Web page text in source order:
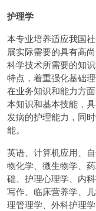
护理学
本专业培养适应我国
展实际需要的具有高
科学技术所需要的知
特点，着重强化基础
在业务知识和能力方
本知识和基本技能，
发病的护理能力，同
能。
英语、计算机应用、
物化学、微生物学、
础、护理心理学、内
写作、临床营养学、
理管理学、外科护理